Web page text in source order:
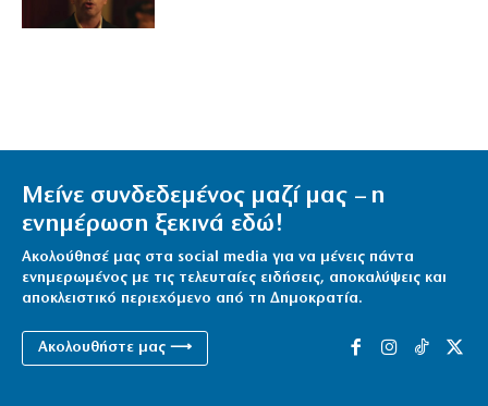
Μείνε συνδεδεμένος μαζί μας – η
ενημέρωση ξεκινά εδώ!
Ακολούθησέ μας στα social media για να μένεις πάντα
ενημερωμένος με τις τελευταίες ειδήσεις, αποκαλύψεις και
αποκλειστικό περιεχόμενο από τη Δημοκρατία.
Ακολουθήστε μας ⟶